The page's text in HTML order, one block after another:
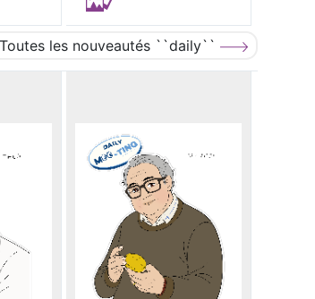
Toutes les nouveautés ``daily``